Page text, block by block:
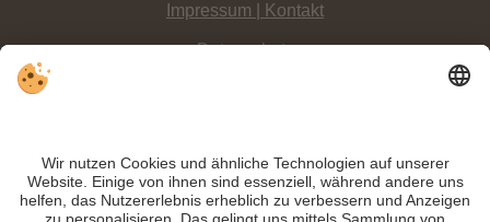
Impressum | Kontakt
Datenschutz
INFO:Family-Paradies sondergleichen: Ihr Familienhotel im Hochpustertal,